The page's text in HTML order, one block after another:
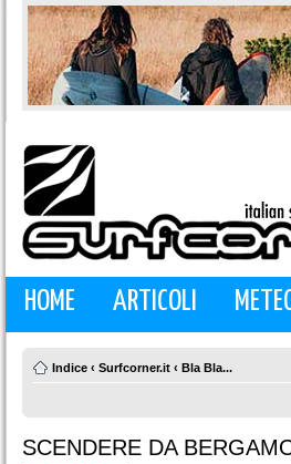
HOME ARTICOLI
Indice ‹ Surfcorner.it ‹ Bla Bla...
SCENDERE DA